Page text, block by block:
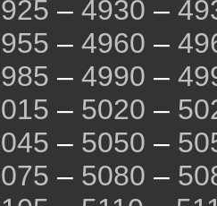
– 4930 –
– 4960 –
– 4990 –
– 5020 –
– 5050 –
– 5080 –